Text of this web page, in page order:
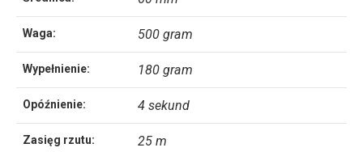
Waga: 500 gram
Wypełnienie: 180 gram
Opóźnienie: 4 sekund
Zasięg rzutu: 25 m